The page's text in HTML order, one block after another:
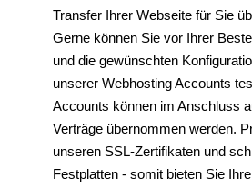
Transfer Ihrer Webseite für Sie
Gerne können Sie vor Ihrer
und die gewünschten
unserer Webhosting Accounts
Accounts können im Anschluss
Verträge übernommen werden.
unseren SSL-Zertifikaten und
Festplatten - somit bieten Sie